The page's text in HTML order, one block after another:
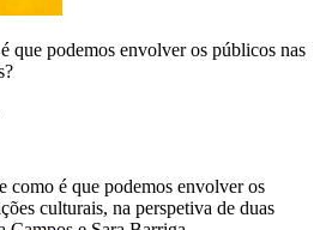
que podemos envolver os públicos nas
como é que podemos envolver os
culturais, na perspetiva de duas